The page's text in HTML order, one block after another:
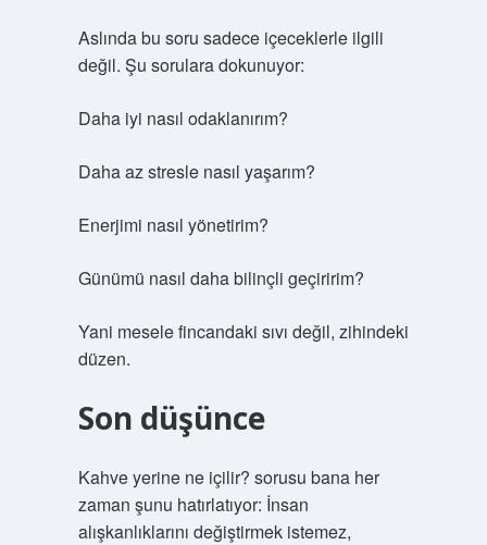
Aslında bu soru sadece içeceklerle ilgili
değil. Şu sorulara dokunuyor:
Daha iyi nasıl odaklanırım?
Daha az stresle nasıl yaşarım?
Enerjimi nasıl yönetirim?
Günümü nasıl daha bilinçli geçiririm?
Yani mesele fincandaki sıvı değil, zihindeki
düzen.
Son düşünce
Kahve yerine ne içilir? sorusu bana her
zaman şunu hatırlatıyor: İnsan
alışkanlıklarını değiştirmek istemez,